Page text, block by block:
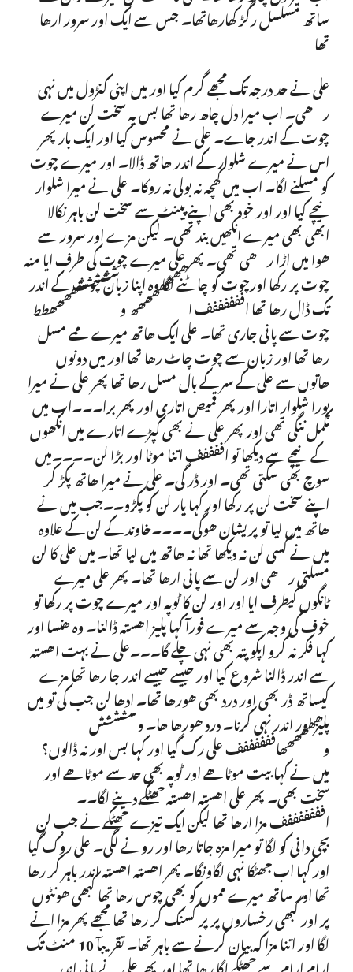
ساتھ مسلسل رگڑ کھارھاتھا۔ جس سے ایک اور سرور ارھا
تھا
علی نے حد درجہ تک مجھے گرم کیا اور میں اپنی کنڑول میں نہی
رھی۔ اب میرا دل چاھ رھا تھا بس یہ سخت لن میرے
چوت کے اندر جاے۔ علی نے محسوس کیا اور ایک بار پھر
اس نے میرے شلوار کے اندر ھاتھ ڈالا۔ اور میرے چوت
کو مسلنے لگا۔ اب میں کھچہ نہ بولی نہ روکا۔ علی نے میرا شلوار
نیچے کیا اور اور خود بھی اپنے پینٹ سے سخت لن باہر نکالا
ابھی بھی میرے انکھیں بند تھی۔ لیکن مزے اور سرور سے
ھوا میں اڑا رھی تھی۔ پھر علی میرے چوت کی طرف ایا منہ
چوت پر رکھا اورچوت کو چاٹنے لگا وہ اپنا زبان چوت کے اندر
تک ڈال رھا تھا اففففففف اھھھھھھھھ وششششششھھھھطط
چوت سے پانی جاری تھا۔ علی ایک ھاتھ میرے ممے مسل
رھا تھا اور زبان سے چوت چاٹ رھا تھا اور میں دونوں
ھاتوں سے علی کے سر کے بال مسل رھا تھا پھر علی نے میرا
پورا شلوار اتارا اور پھر قمیص اتاری اور پھر برا۔۔۔اب میں
مکمل ننگی تھی اور پھر علی نے بھی کپڑے اتارے میں انکھوں
کے نیچے سے دیکھا تو اففففف اتنا موٹا اور بڑا لن۔۔۔۔میں
سوچ بھی سکتی تھی۔ اور ڈر گی۔ علی نے میرا ھاتھ پکڑ کر
اپنے سخت لن پر رکھا اور کہا یار لن کو پکڑو۔۔جب میں نے
ھاتھ میں لیا تو پریشان ھوگی۔۔۔۔خاوند کے لن کے علاوہ
میں نے کسی لن نہ دیکھا تھا نہ ھاتھ میں لیا تھا۔ میں علی کا لن
مسلتی رھی اور لن سے پانی ارھا تھا۔ پھر علی میرے
ٹانگوں کیطرف ایا اور اور لن کا ٹوپہ اور میرے چوت پر رکھا تو
خوف کی وجہ سے میرے فورآ کہا پلیز اھستہ ڈالنا۔ وہ ھنسا اور
کہا فکر نہ کرو اپکو پتہ بھی نہی چلے گا۔۔۔علی نے بہت اھستہ
سے اندر ڈالنا شروع کیا اور جیسے جیسے اندر جا رھا تھا مزے
کیساتھ ڈر بھی اور درد بھی ھورھا تھا۔ ادھا لن جب کی تو میں
پلیز اور اندر نہی کرنا۔ درد ھورھا ھا۔ وسشششش
وھھھھھھاففففففف علی رک گیا اور کہا بس اور نہ ڈالوں؟
میں نے کہا بیت موٹا ھے اور ٹوپہ بھی حد سے موٹا ھے اور
سخت بھی۔ پھر علی اھستہ اھستہ جھٹکے دینے لگا۔۔
افففففففف مزا ارھا تھا لیکن ایک تیزے جھٹکے نے جب لن
بچی دانی کو لگا تو میرا مزہ جاتا رھا اور رونے لگی۔ علی روک گیا
اور کہا اب جھٹکا نہی لگاونگا۔ پھر اھستہ اھستہ اندر باہر کر رھا
تھا اور ساتھ میرے مموں کو بھی چوس رھا تھا کبھی ھونٹوں
پر اور کبھی رخساروں پر پر کسنک کر رھا تھا مجھے پھر مزا انے
لگا اور اتنا مزا کہ بیان کرنے سے باہر تھا۔ تقریبآ 10 منٹ تک